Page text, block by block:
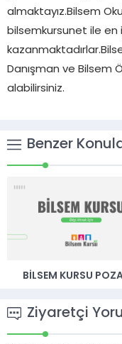
almaktayız.Bilsem
bilsemkursunet ile en
Danışman ve Bilsem
alabilirsiniz.
Benzer
BILSEM KURSU
Ziyaretçi